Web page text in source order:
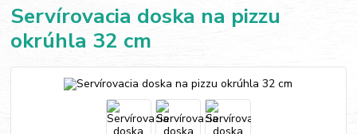
Servírovacia doska na pizzu
okrúhla 32 cm